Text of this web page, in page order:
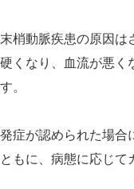
末梢動脈疾患の原因は
硬くなり、血流が悪く
す。
発症が認められた場合
ともに、病態に応じ